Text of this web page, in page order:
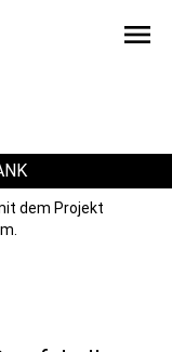
menu
dem Projekt